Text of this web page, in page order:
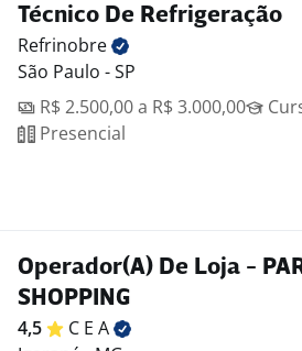
Técnico De Refrigeração
Refrinobre
São Paulo - SP
R$ 2.500,00 a R$ 3.000,00
Presencial
Operador(A) De Loja -
SHOPPING
4,5 C E A